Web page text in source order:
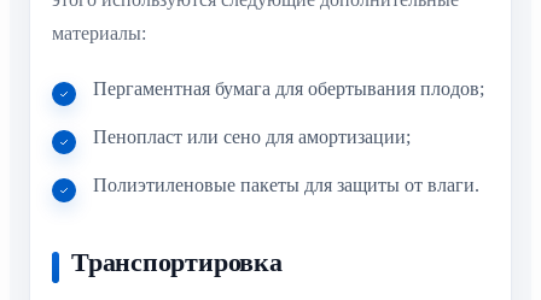
материалы:
Пергаментная бумага для обертывания плодов;
Пенопласт или сено для амортизации;
Полиэтиленовые пакеты для защиты от влаги.
Транспортировка